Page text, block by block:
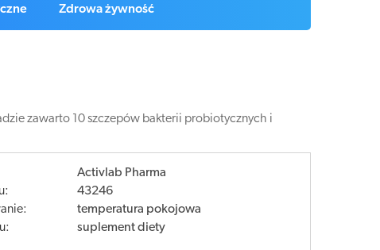
Zdrowa żywność
zawarto 10 szczepów bakterii probiotycznych i
Activlab Pharma
43246
temperatura pokojowa
suplement diety